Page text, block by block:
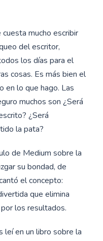
mucho escribir
del escritor,
los días para el
cosas. Es más bien el
en lo que hago. Las
muchos son ¿Será
¿Será
la pata?
de Medium sobre la
su bondad, de
el concepto:
que elimina
los resultados.
leí en un libro sobre la